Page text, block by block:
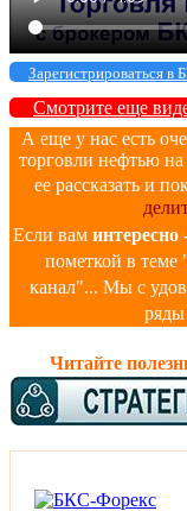
Зарегистрироваться в
Смотрите еще
А еще у нас есть
торговли нефтью
ее рассказать и
Если вам интересно
пометкой в теме
канал"... Мы с
Читайте